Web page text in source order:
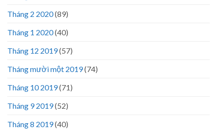
Tháng 2 2020(89)
Tháng 1 2020(40)
Tháng 12 2019(57)
Tháng mười một 2019(74)
Tháng 10 2019(71)
Tháng 9 2019(52)
Tháng 8 2019(40)